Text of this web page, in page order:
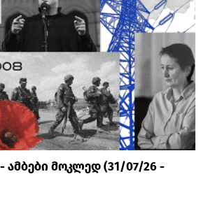
ამბები მოკლედ (31/07/26 -